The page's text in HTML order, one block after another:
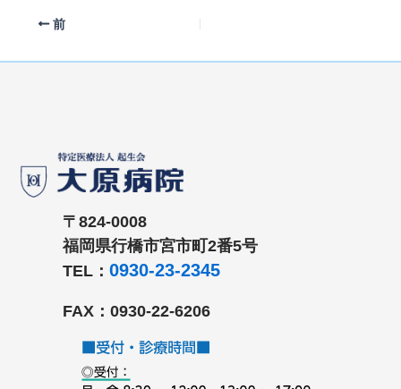
前
〒824-0008
福岡県行橋市宮市町2番5号
TEL： 0930-23-2345
FAX：0930-22-6206